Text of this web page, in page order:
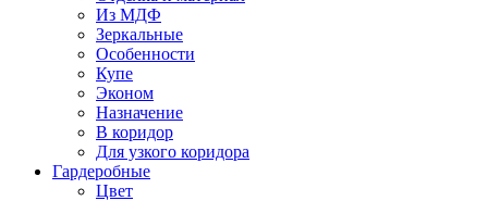
Из МДФ
Зеркальные
Особенности
Купе
Эконом
Назначение
В коридор
Для узкого коридора
Гардеробные
Цвет